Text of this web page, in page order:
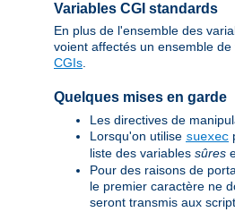
Variables CGI standards
En plus de l'ensemble des
voient affectés un ensemble
CGIs.
Quelques mises en garde
Les directives de
Lorsqu'on utilise suexec
liste des variables sûres
Pour des raisons de
le premier caractère ne
seront transmis aux